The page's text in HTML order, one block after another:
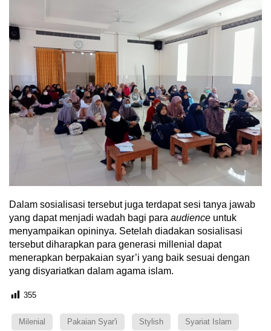
Dalam sosialisasi tersebut juga terdapat sesi tanya jawab
yang dapat menjadi wadah bagi para audience untuk
menyampaikan opininya. Setelah diadakan sosialisasi
tersebut diharapkan para generasi millenial dapat
menerapkan berpakaian syar’i yang baik sesuai dengan
yang disyariatkan dalam agama islam.
355
Milenial Pakaian Syar'i Stylish Syariat Islam